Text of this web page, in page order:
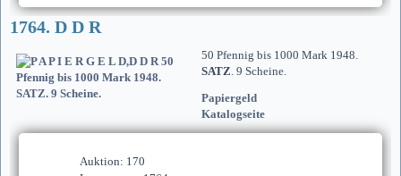
1764. D D R
50 Pfennig bis 1000 Mark 1948.
SATZ. 9 Scheine.
Papiergeld
Katalogseite
Auktion: 170